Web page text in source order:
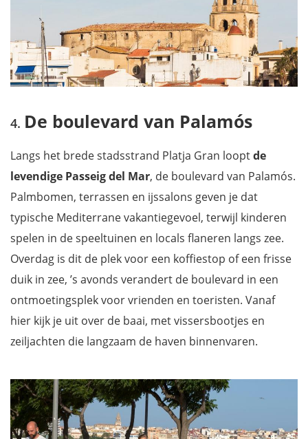
De boulevard van Palamós
Langs het brede stadsstrand Platja Gran looptde
levendige Passeig del Mar, de boulevard van Palamós.
Palmbomen, terrassen en ijssalons geven je dat
typische Mediterrane vakantiegevoel, terwijl kinderen
spelen in de speeltuinen en locals flaneren langs zee.
Overdag is dit de plek voor een koffiestop of een frisse
duik in zee, ’s avonds verandert de boulevard in een
ontmoetingsplek voor vrienden en toeristen. Vanaf
hier kijk je uit over de baai, met vissersbootjes en
zeiljachten die langzaam de haven binnenvaren.